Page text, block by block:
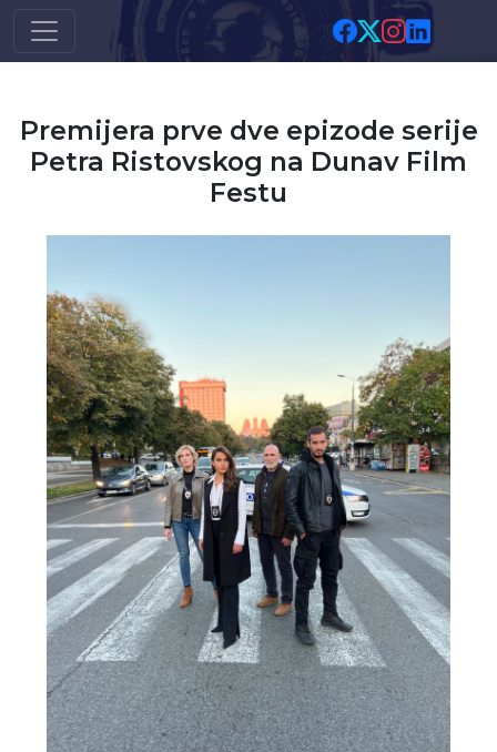
Skip to main content
Premijera prve dve epizode serije
Petra Ristovskog na Dunav Film
Festu